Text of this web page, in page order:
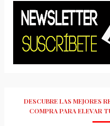
DESCUBRE LAS MEJORES
COMPRA PARA ELEVAR